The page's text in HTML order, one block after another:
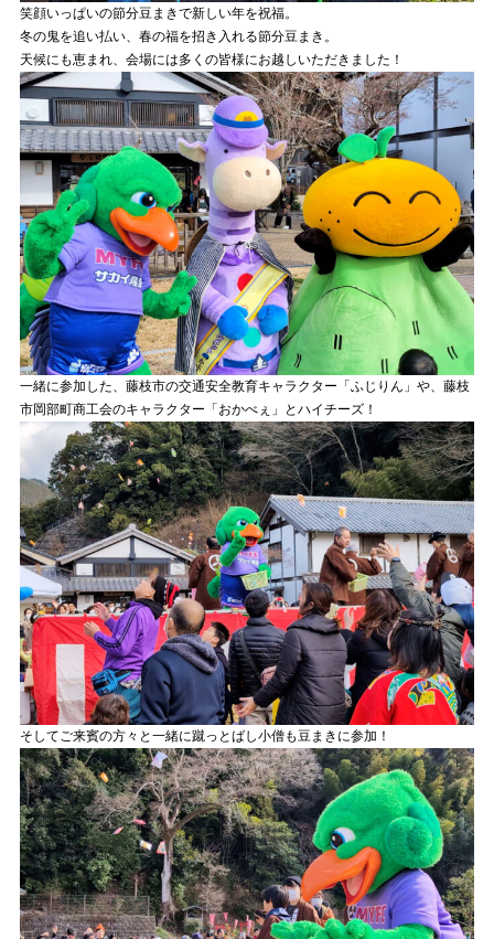
笑顔いっぱいの節分豆まきで新しい年を祝福。
冬の鬼を追い払い、春の福を招き入れる節分豆まき。
天候にも恵まれ、会場には多くの皆様にお越しいただきました！
一緒に参加した、藤枝市の交通安全教育キャラクター「ふじりん」や、藤枝
市岡部町商工会のキャラクター「おかべぇ」とハイチーズ！
そしてご来賓の方々と一緒に蹴っとばし小僧も豆まきに参加！